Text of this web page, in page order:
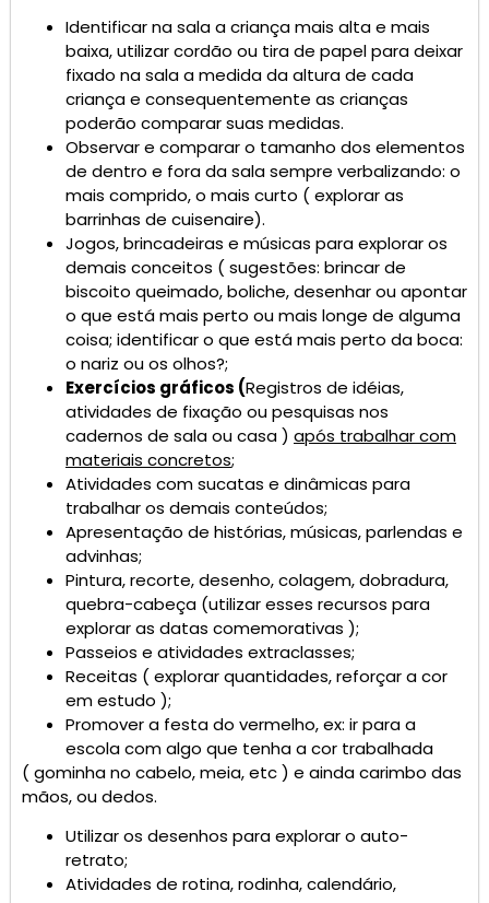
Identificar na sala a criança mais alta e mais
baixa, utilizar cordão ou tira de papel para deixar
fixado na sala a medida da altura de cada
criança e consequentemente as crianças
poderão comparar suas medidas.
Observar e comparar o tamanho dos elementos
de dentro e fora da sala sempre verbalizando: o
mais comprido, o mais curto ( explorar as
barrinhas de cuisenaire).
Jogos, brincadeiras e músicas para explorar os
demais conceitos ( sugestões: brincar de
biscoito queimado, boliche, desenhar ou apontar
o que está mais perto ou mais longe de alguma
coisa; identificar o que está mais perto da boca:
o nariz ou os olhos?;
Exercícios gráficos (Registros de idéias,
atividades de fixação ou pesquisas nos
cadernos de sala ou casa ) após trabalhar com
materiais concretos;
Atividades com sucatas e dinâmicas para
trabalhar os demais conteúdos;
Apresentação de histórias, músicas, parlendas e
advinhas;
Pintura, recorte, desenho, colagem, dobradura,
quebra-cabeça (utilizar esses recursos para
explorar as datas comemorativas );
Passeios e atividades extraclasses;
Receitas ( explorar quantidades, reforçar a cor
em estudo );
Promover a festa do vermelho, ex: ir para a
escola com algo que tenha a cor trabalhada
( gominha no cabelo, meia, etc ) e ainda carimbo das
mãos, ou dedos.
Utilizar os desenhos para explorar o auto-
retrato;
Atividades de rotina, rodinha, calendário,